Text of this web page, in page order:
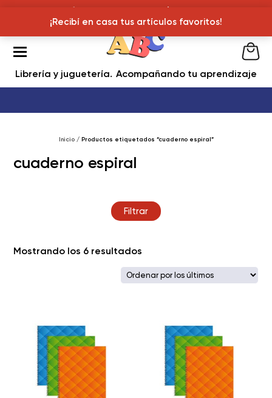
¡Recibí en casa tus articulos favoritos!
Librería y juguetería Acompañando tu aprendizaje
Inicio/ Productos etiquetados “cuaderno espiral”
cuaderno espiral
Filtrar
Mostrando los 6 resultados
los
últimos
¡Recibí en casa tus artículos favoritos!